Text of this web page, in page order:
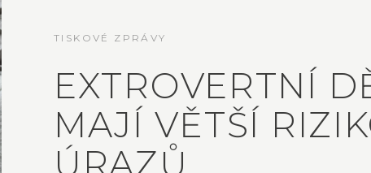
TISKOVÉ ZPRÁVY
EXTROVERTNÍ
MAJÍ VĚTŠÍ
ÚRAZŮ